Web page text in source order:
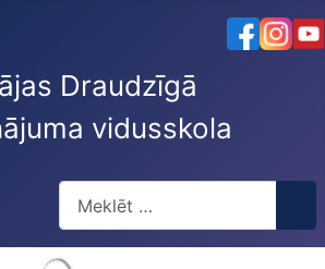
Draudzīgā
vidusskola
Type 2 or more characters for